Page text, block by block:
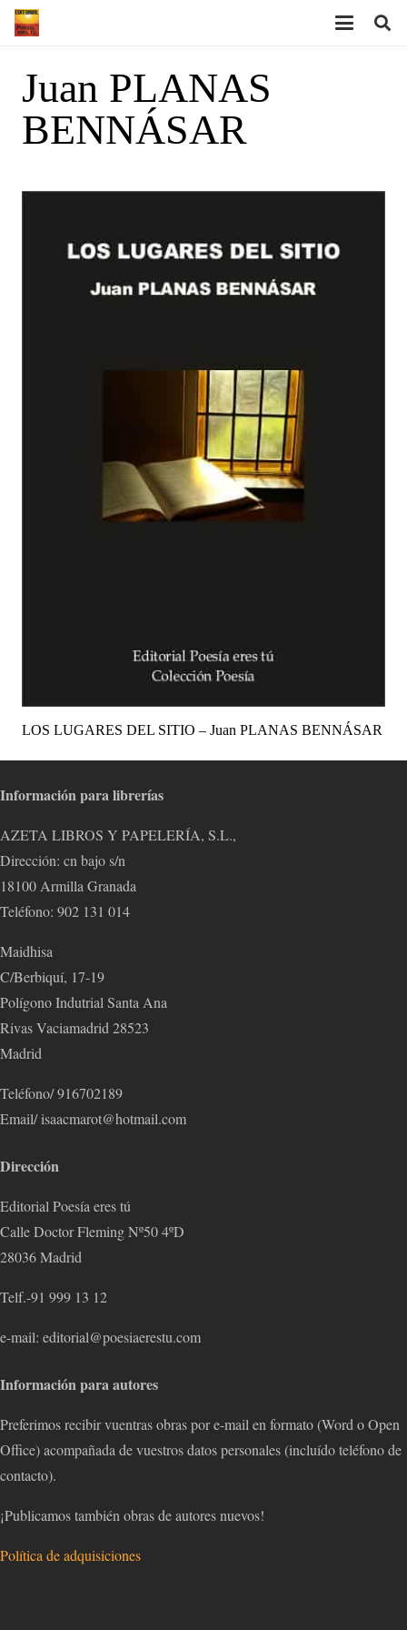
Juan PLANAS
BENNÁSAR
LOS LUGARES DEL SITIO – Juan PLANAS BENNÁSAR
Información para librerías
AZETA LIBROS Y PAPELERÍA, S.L.,
Dirección: cn bajo s/n
18100 Armilla Granada
Teléfono: 902 131 014
Maidhisa
C/Berbiquí, 17-19
Polígono Indutrial Santa Ana
Rivas Vaciamadrid 28523
Madrid
Teléfono/ 916702189
Email/ isaacmarot@hotmail.com
Dirección
Editorial Poesía eres tú
Calle Doctor Fleming Nº50 4ºD
28036 Madrid
Telf.-91 999 13 12
e-mail: editorial@poesiaerestu.com
Información para autores
Preferimos recibir vuentras obras por e-mail en formato (Word o Open
Office) acompañada de vuestros datos personales (incluído teléfono de
contacto).
¡Publicamos también obras de autores nuevos!
Política de adquisiciones